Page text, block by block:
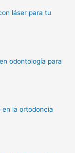
láser para tu
odontología para
la ortodoncia